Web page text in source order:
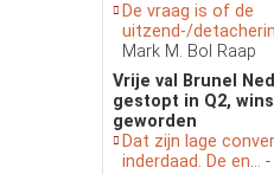
De vraag is of de
uitzend-/
Mark M. Bol Raap
Vrije val Brunel
gestopt in Q2,
geworden
Dat zijn lage
inderdaad. De en...